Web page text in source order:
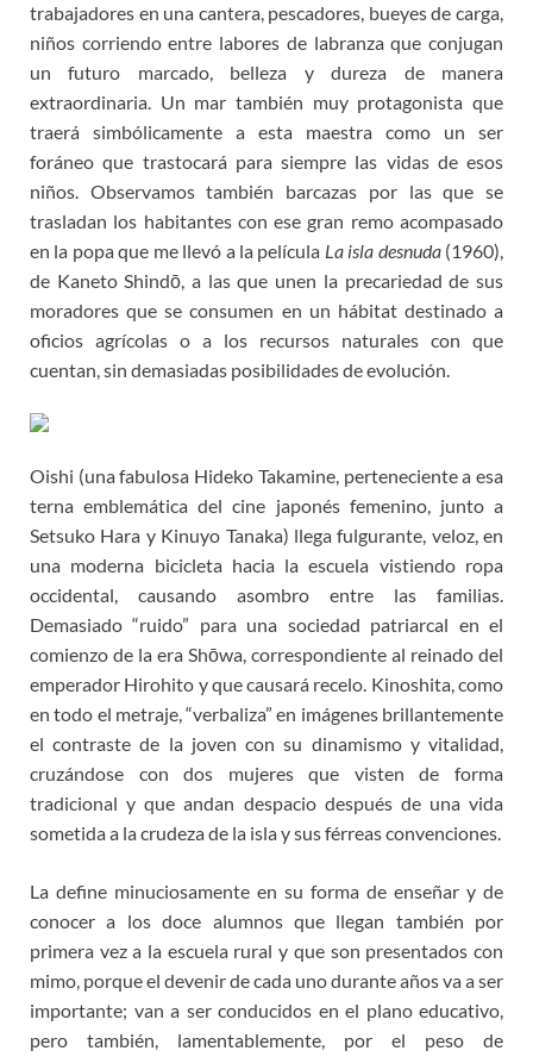
trabajadores en una cantera, pescadores, bueyes de carga,
niños corriendo entre labores de labranza que conjugan
un futuro marcado, belleza y dureza de manera
extraordinaria. Un mar también muy protagonista que
traerá simbólicamente a esta maestra como un ser
foráneo que trastocará para siempre las vidas de esos
niños. Observamos también barcazas por las que se
trasladan los habitantes con ese gran remo acompasado
en la popa que me llevó a la película La isla desnuda(1960),
de Kaneto Shindō, a las que unen la precariedad de sus
moradores que se consumen en un hábitat destinado a
oficios agrícolas o a los recursos naturales con que
cuentan, sin demasiadas posibilidades de evolución.
Oishi (una fabulosa Hideko Takamine, perteneciente a esa
terna emblemática del cine japonés femenino, junto a
Setsuko Hara y Kinuyo Tanaka) llega fulgurante, veloz, en
una moderna bicicleta hacia la escuela vistiendo ropa
occidental, causando asombro entre las familias.
Demasiado “ruido” para una sociedad patriarcal en el
comienzo de la era Shōwa, correspondiente al reinado del
emperador Hirohito y que causará recelo. Kinoshita, como
en todo el metraje, “verbaliza” en imágenes brillantemente
el contraste de la joven con su dinamismo y vitalidad,
cruzándose con dos mujeres que visten de forma
tradicional y que andan despacio después de una vida
sometida a la crudeza de la isla y sus férreas convenciones.
La define minuciosamente en su forma de enseñar y de
conocer a los doce alumnos que llegan también por
primera vez a la escuela rural y que son presentados con
mimo, porque el devenir de cada uno durante años va a ser
importante; van a ser conducidos en el plano educativo,
pero también, lamentablemente, por el peso de